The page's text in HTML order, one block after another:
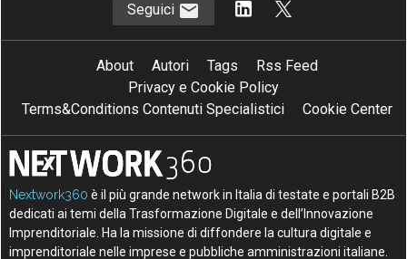
Seguici
About Autori Tags
Rss Feed
Privacy e Cookie Policy
Terms&Conditions Contenuti Specialistici
Cookie Center
Nextwork360 è il più grande network in Italia di testate e portali B2B
dedicati ai temi della Trasformazione Digitale e dell’Innovazione
Imprenditoriale. Ha la missione di diffondere la cultura digitale e
imprenditoriale nelle imprese e pubbliche amministrazioni italiane.